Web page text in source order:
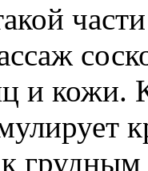
и кожи.
грудным